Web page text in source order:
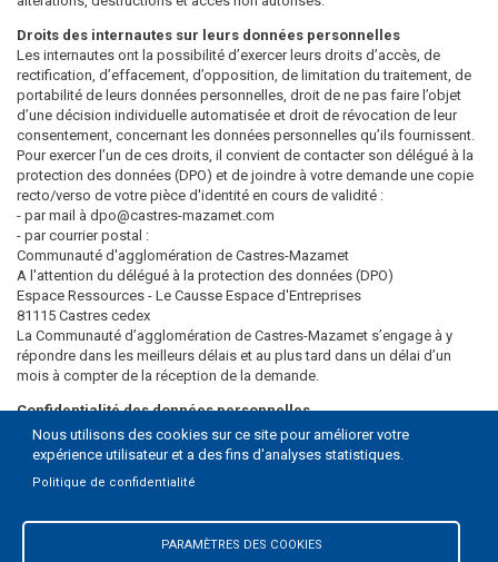
Nous utilisons des cookies sur ce site pour améliorer votre
expérience utilisateur et a des fins d'analyses statistiques.
Politique de confidentialité
PARAMÈTRES DES COOKIES
Droits des internautes sur leurs données personnelles
Les internautes ont la possibilité d’exercer leurs droits d’accès, de
rectification, d’effacement, d’opposition, de limitation du traitement, de
portabilité de leurs données personnelles, droit de ne pas faire l’objet
d’une décision individuelle automatisée et droit de révocation de leur
consentement, concernant les données personnelles qu’ils fournissent.
Pour exercer l’un de ces droits, il convient de contacter son délégué à la
protection des données (DPO) et de joindre à votre demande une copie
recto/verso de votre pièce d'identité en cours de validité :
- par mail à dpo@castres-mazamet.com
- par courrier postal :
Communauté d'agglomération de Castres-Mazamet
A l'attention du délégué à la protection des données (DPO)
Espace Ressources - Le Causse Espace d'Entreprises
81115 Castres cedex
La Communauté d’agglomération de Castres-Mazamet s’engage à y
répondre dans les meilleurs délais et au plus tard dans un délai d’un
mois à compter de la réception de la demande.
Confidentialité des données personnelles
La Communauté d’agglomération de Castres-Mazamet garantit la
confidentialité des données personnelles traitées et veille à ce que les
s’engagent également à respecter cette obligation de confidentialité.